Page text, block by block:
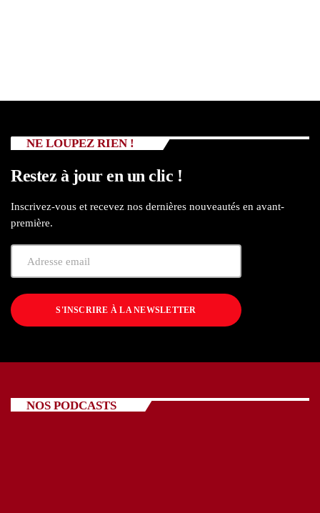
NE LOUPEZ RIEN !
Restez à jour en un clic !
Inscrivez-vous et recevez nos dernières nouveautés en avant-
première.
S'INSCRIRE À LA NEWSLETTER
NOS PODCASTS